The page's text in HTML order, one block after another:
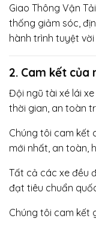
Giao Thông Vận
thống giảm sóc,
hành trình tuyệt vời
2. Cam kết của
Đội ngũ tài xé lái
thời gian, an toàn
Chúng tôi cam kết
mới nhất, an toàn,
Tất cả các xe đều
đạt tiêu chuẩn
Chúng tôi cam kết